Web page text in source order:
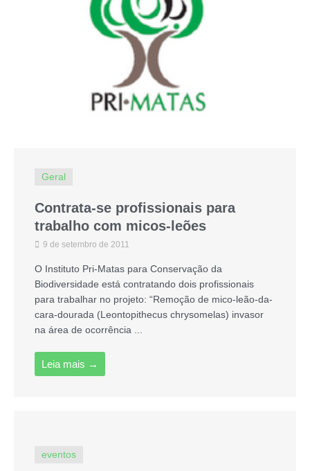
Geral
Contrata-se profissionais para
trabalho com micos-leões
9 de setembro de 2011
O Instituto Pri-Matas para Conservação da
Biodiversidade está contratando dois profissionais
para trabalhar no projeto: “Remoção de mico-leão-da-
cara-dourada (Leontopithecus chrysomelas) invasor
na área de ocorrência ...
Leia mais →
eventos